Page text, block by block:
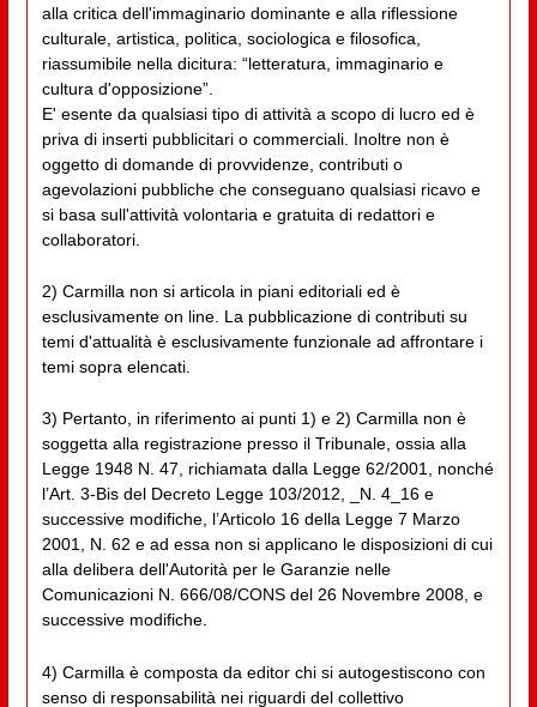
alla critica dell'immaginario dominante e alla riflessione
culturale, artistica, politica, sociologica e filosofica,
riassumibile nella dicitura: “letteratura, immaginario e
cultura d'opposizione”.
E' esente da qualsiasi tipo di attività a scopo di lucro ed è
priva di inserti pubblicitari o commerciali. Inoltre non è
oggetto di domande di provvidenze, contributi o
agevolazioni pubbliche che conseguano qualsiasi ricavo e
si basa sull'attività volontaria e gratuita di redattori e
collaboratori.
2) Carmilla non si articola in piani editoriali ed è
esclusivamente on line. La pubblicazione di contributi su
temi d'attualità è esclusivamente funzionale ad affrontare i
temi sopra elencati.
3) Pertanto, in riferimento ai punti 1) e 2) Carmilla non è
soggetta alla registrazione presso il Tribunale, ossia alla
Legge 1948 N. 47, richiamata dalla Legge 62/2001, nonché
l’Art. 3-Bis del Decreto Legge 103/2012, _N. 4_16 e
successive modifiche, l’Articolo 16 della Legge 7 Marzo
2001, N. 62 e ad essa non si applicano le disposizioni di cui
alla delibera dell'Autorità per le Garanzie nelle
Comunicazioni N. 666/08/CONS del 26 Novembre 2008, e
successive modifiche.
4) Carmilla è composta da editor chi si autogestiscono con
senso di responsabilità nei riguardi del collettivo